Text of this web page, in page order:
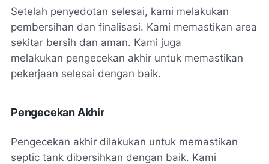
Setelah penyedotan selesai, kami melakukan
pembersihan dan finalisasi. Kami memastikan area
sekitar bersih dan aman. Kami juga
melakukan pengecekan akhir untuk memastikan
pekerjaan selesai dengan baik.
Pengecekan Akhir
Pengecekan akhir dilakukan untuk memastikan
septic tank dibersihkan dengan baik. Kami